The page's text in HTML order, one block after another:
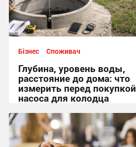
Бізнес Споживач
Глубина, уровень воды,
расстояние до дома: что
измерить перед покупкой
насоса для колодца
09:39, 22.07.2026